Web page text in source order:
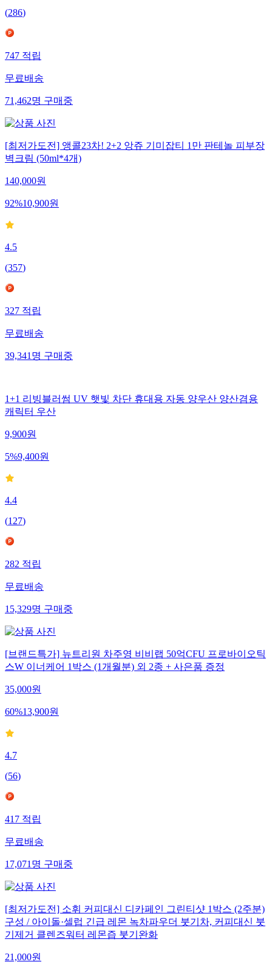
(286)
747적립
무료배송
71,462명구매중
[최저가도전] 앵콜23차! 2+2 앙쥬 기미잡티 1만 판테놀 피부장
벽크림 (50ml*4개)
140,000원
92%10,900원
4.5
(357)
327적립
무료배송
39,341명구매중
1+1 리빙블러썸 UV 햇빛 차단 휴대용 자동 양우산 양산겸용
캐릭터 우산
9,900원
5%9,400원
4.4
(127)
282적립
무료배송
15,329명구매중
[브랜드특가] 뉴트리원 차주영 비비랩 50억CFU 프로바이오틱
스W 이너케어 1박스 (1개월분) 외 2종 + 사은품 증정
35,000원
60%13,900원
4.7
(56)
417적립
무료배송
17,071명구매중
[최저가도전] 소휘 커피대신 디카페인 그린티샷 1박스 (2주분)
구성 / 아이돌·셀럽 긴급 레몬 녹차파우더 붓기차, 커피대신 붓
기제거 클렌즈워터 레몬즙 붓기완화
21,000원